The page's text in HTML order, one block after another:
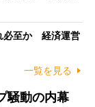
必至か 経済運営
一覧を見る
騒動の内幕